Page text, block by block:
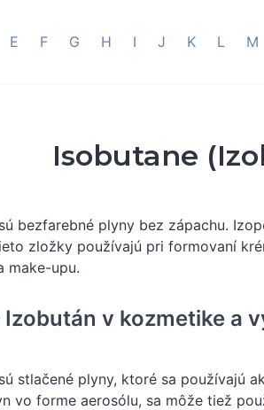
E F G H I J K L M
Isobutane
bezfarebné plyny bez zápachu.
zložky používajú pri formovaní
make-upu.
Izobután v kozmetike a
stlačené plyny, ktoré sa používajú
vo forme aerosólu, sa môže tiež